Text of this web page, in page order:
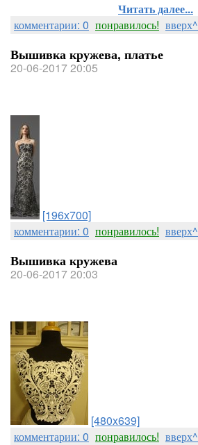
Читать далее...
комментарии: 0 понравилось! вверх^
Вышивка кружева, платье
20-06-2017 20:05
[196x700]
комментарии: 0 понравилось! вверх^
Вышивка кружева
20-06-2017 20:03
[480x639]
комментарии: 0 понравилось! вверх^